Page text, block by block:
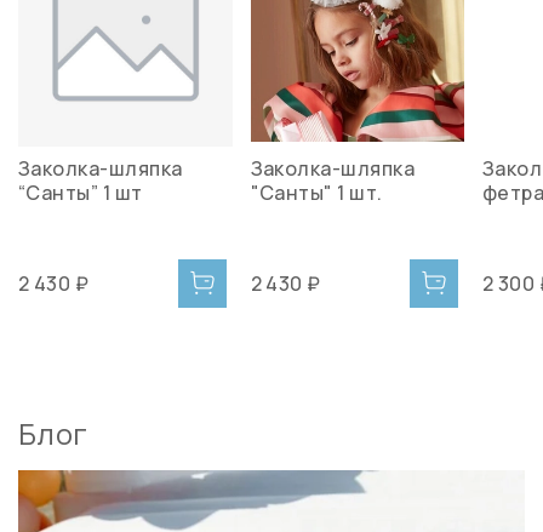
Заколка-шляпка
“Санты” 1 шт
2 430 ₽
Заколка-шляпка
"Санты" 1 шт.
2 430 ₽ 2 300
Блог